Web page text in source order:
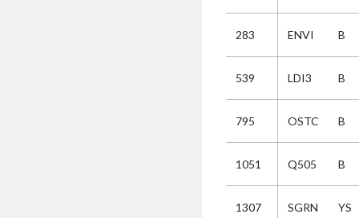
283 ENVI B
539 LDI3 B
795 OSTC B
1051 Q505 B
1307 SGRN YS